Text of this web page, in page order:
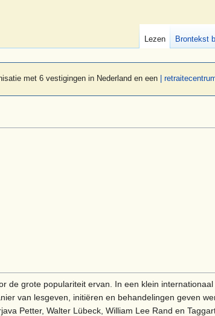
met 6 vestigingen in Nederland en een |
de grote populariteit ervan. In een klein
van lesgeven, initiëren en behandelingen geven
Petter, Walter Lübeck, William Lee Rand en
Lezen Brontekst